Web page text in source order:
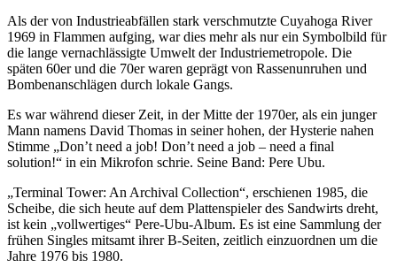
Als der von Industrieabfällen stark verschmutzte Cuyahoga River
1969 in Flammen aufging, war dies mehr als nur ein Symbolbild für
die lange vernachlässigte Umwelt der Industriemetropole. Die
späten 60er und die 70er waren geprägt von Rassenunruhen und
Bombenanschlägen durch lokale Gangs.
Es war während dieser Zeit, in der Mitte der 1970er, als ein junger
Mann namens David Thomas in seiner hohen, der Hysterie nahen
Stimme „Don’t need a job! Don’t need a job – need a final
solution!“ in ein Mikrofon schrie. Seine Band: Pere Ubu.
„Terminal Tower: An Archival Collection“, erschienen 1985, die
Scheibe, die sich heute auf dem Plattenspieler des Sandwirts dreht,
ist kein „vollwertiges“ Pere-Ubu-Album. Es ist eine Sammlung der
frühen Singles mitsamt ihrer B-Seiten, zeitlich einzuordnen um die
Jahre 1976 bis 1980.